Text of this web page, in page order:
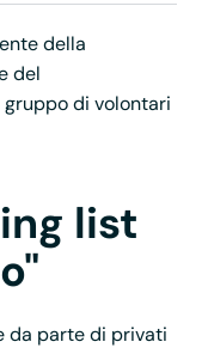
della
del
di volontari
list
da parte di privati